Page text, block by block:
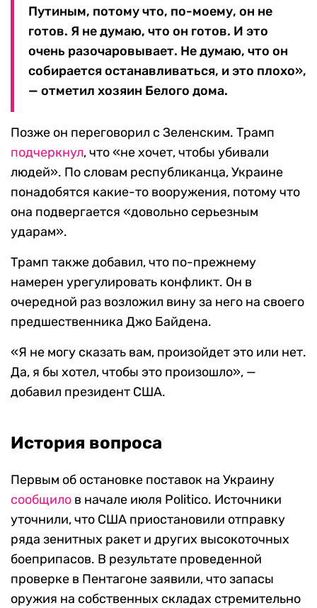
Путиным, потому что, по-моему, он не
готов. Я не думаю, что он готов. И это
очень разочаровывает. Не думаю, что он
собирается останавливаться, и это плохо»,
— отметил хозяин Белого дома.
Позже он переговорил с Зеленским. Трамп
подчеркнул, что «не хочет, чтобы убивали
людей». По словам республиканца, Украине
понадобятся какие-то вооружения, потому что
она подвергается «довольно серьезным
ударам».
Трамп также добавил, что по-прежнему
намерен урегулировать конфликт. Он в
очередной раз возложил вину за него на своего
предшественника Джо Байдена.
«Я не могу сказать вам, произойдет это или нет.
Да, я бы хотел, чтобы это произошло», —
добавил президент США.
История вопроса
Первым об остановке поставок на Украину
сообщило в начале июля Politico. Источники
уточнили, что США приостановили отправку
ряда зенитных ракет и других высокоточных
боеприпасов. В результате проведенной
проверке в Пентагоне заявили, что запасы
оружия на собственных складах стремительно